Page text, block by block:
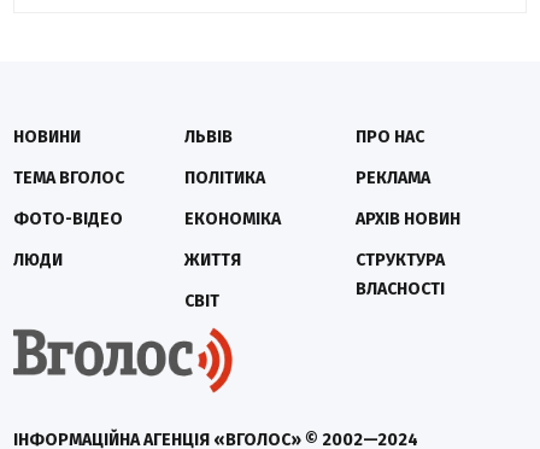
ІНФОРМАЦІЙНА АГЕНЦІЯ «ВГОЛОС» © 2002—2024
НОВИНИ
ТЕМА ВГОЛОС
ФОТО-ВІДЕО
ЛЮДИ
ЛЬВІВ
ПОЛІТИКА
ЕКОНОМІКА
ЖИТТЯ
СВІТ
ПРО НАС
РЕКЛАМА
АРХІВ НОВИН
СТРУКТУРА
ВЛАСНОСТІ